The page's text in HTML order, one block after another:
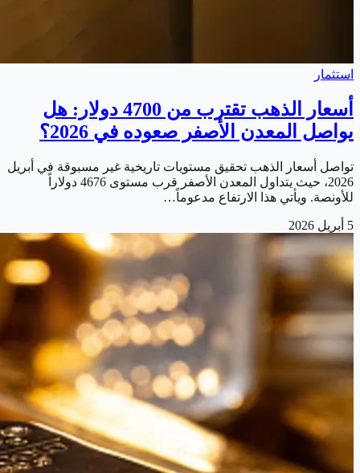
استثمار
أسعار الذهب تقترب من 4700 دولار: هل
يواصل المعدن الأصفر صعوده في 2026؟
تواصل أسعار الذهب تحقيق مستويات تاريخية غير مسبوقة في أبريل
2026، حيث يتداول المعدن الأصفر قرب مستوى 4676 دولاراً
للأونصة. ويأتي هذا الارتفاع مدعوماً…
5 أبريل 2026